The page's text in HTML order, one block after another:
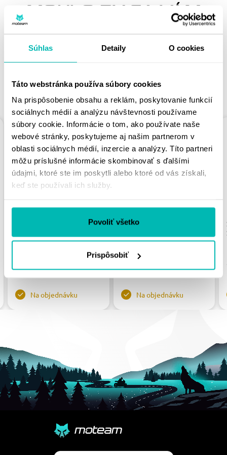
Súhlas Detaily O cookies
Táto webstránka používa súbory cookies
Na prispôsobenie obsahu a reklám, poskytovanie funkcií
sociálnych médií a analýzu návštevnosti používame
súbory cookie. Informácie o tom, ako používate naše
webové stránky, poskytujeme aj našim partnerom v
oblasti sociálnych médií, inzercie a analýzy. Títo partneri
môžu príslušné informácie skombinovať s ďalšími
údajmi, ktoré ste im poskytli alebo ktoré od vás získali,
keď ste používali ich služby.
Povoliť všetko
Prispôsobiť
MOHLO BY SA VÁM
PODOBNÉ PRODUKTY
7_520:46-BLK ČIERNA
77.07 €
Na objednávku
SUPERSPROX
RED ČERVENÉ 44T, 520
77.07 €
Na objednávku